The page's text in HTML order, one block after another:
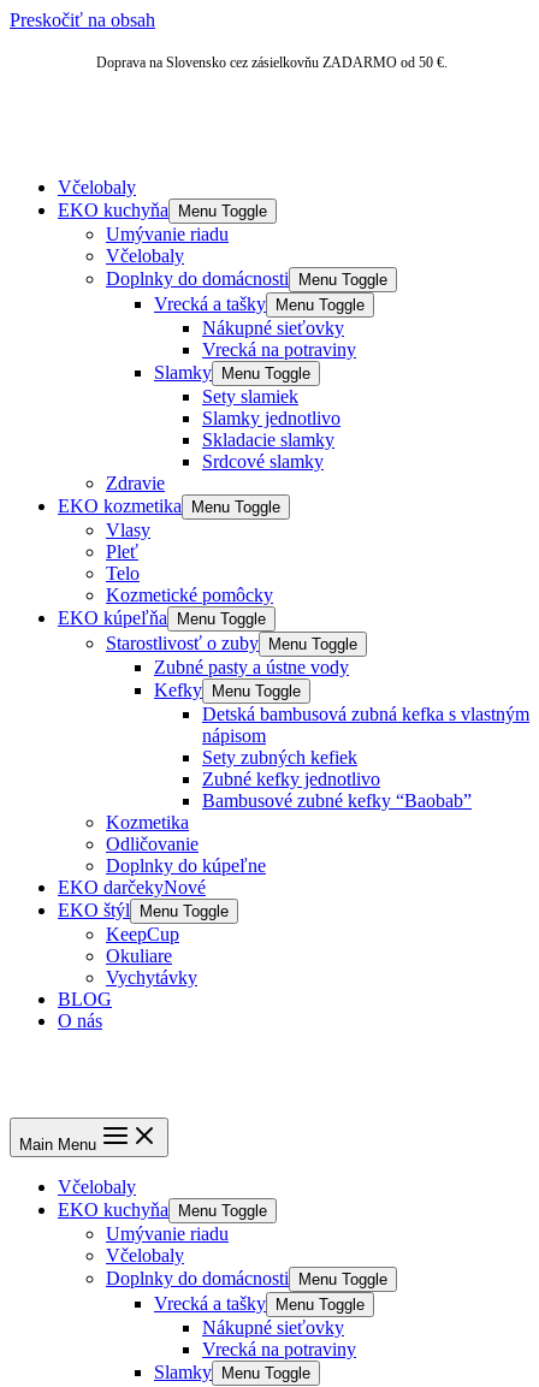
Preskočiť na obsah
Doprava na Slovensko cez zásielkovňu ZADARMO od 50 €.
Včelobaly
EKO kuchyňa
Menu Toggle
Umývanie riadu
Včelobaly
Doplnky do domácnosti
Menu Toggle
Vrecká a tašky Menu Toggle
Nákupné sieťovky
Vrecká na potraviny
Slamky
Menu Toggle
Sety slamiek
Slamky jednotlivo
Skladacie slamky
Srdcové slamky
Zdravie
EKO kozmetika
Menu Toggle
Vlasy
Pleť
Telo
Kozmetické pomôcky
EKO kúpeľňa
Menu Toggle
Starostlivosť o zuby Menu Toggle
Zubné pasty a ústne vody
Kefky
Menu Toggle
Detská bambusová zubná kefka s vlastným
nápisom
Sety zubných kefiek
Zubné kefky jednotlivo
Bambusové zubné kefky “Baobab”
Kozmetika
Odličovanie
Doplnky do kúpeľne
EKO darčekyNové
EKO štýl
Menu Toggle
KeepCup
Okuliare
Vychytávky
BLOG
O nás
Main Menu
Včelobaly
EKO kuchyňa
Menu Toggle
Umývanie riadu
Včelobaly
Doplnky do domácnosti
Menu Toggle
Vrecká a tašky Menu Toggle
Nákupné sieťovky
Vrecká na potraviny
Slamky
Menu Toggle